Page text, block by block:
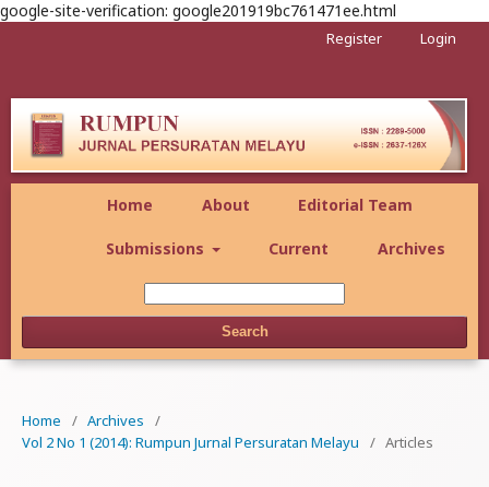
google-site-verification: google201919bc761471ee.html
Home About Editorial Team
Submissions Current Archives
Search
Register Login
Home / Archives
/
Vol 2 No 1 (2014): Rumpun Jurnal Persuratan Melayu
/ Articles